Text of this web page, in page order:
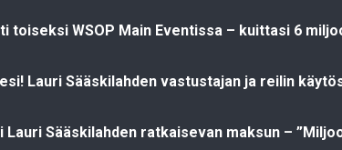
toiseksi WSOP Main Eventissa – kuittasi 6
Lauri Sääskilahden vastustajan ja reilin
Lauri Sääskilahden ratkaisevan maksun –